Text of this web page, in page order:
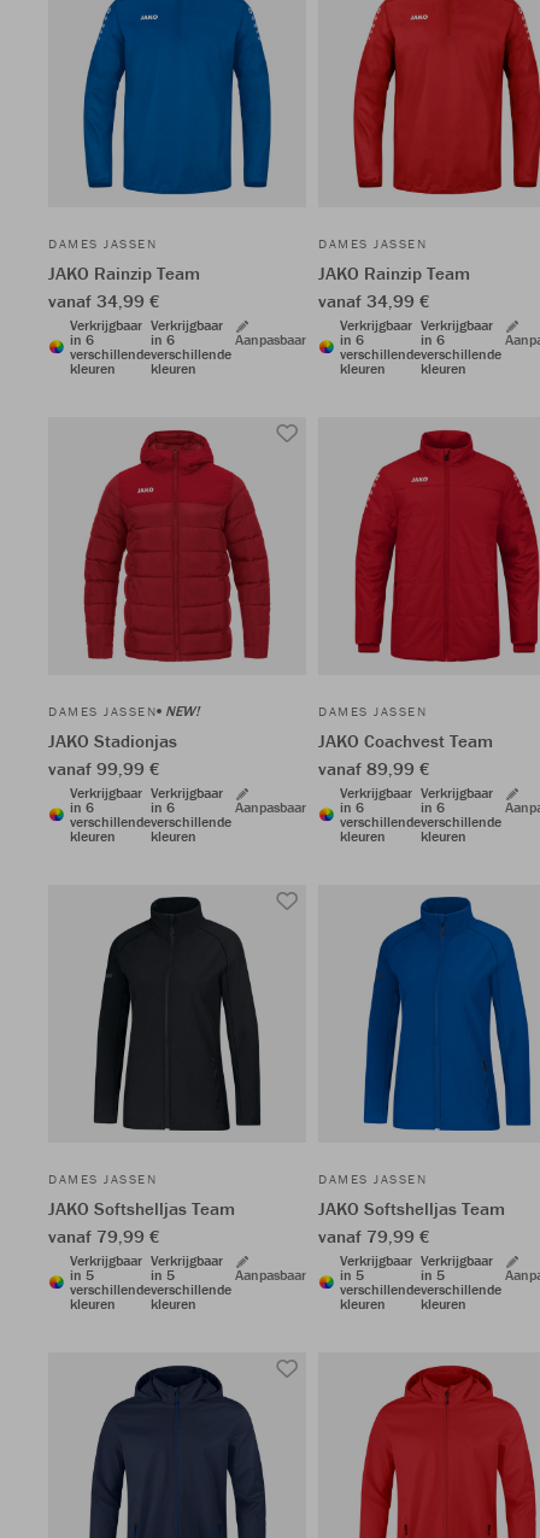
DAMES JASSEN
JAKO Rainzip Team
vanaf 34,99 €
Verkrijgbaar
in 6
verschillende
kleuren
Verkrijgbaar
in 6
verschillende
kleuren
Aanpasbaar
DAMES JASSEN
JAKO Rainzip Team
vanaf 34,99 €
Verkrijgbaar
in 6
verschillende
kleuren
Verkrijgbaar
in 6
verschillende
kleuren
DAMES JASSEN NEW!
JAKO Stadionjas
vanaf 99,99 €
Verkrijgbaar
in 6
verschillende
kleuren
Verkrijgbaar
in 6
verschillende
kleuren
Aanpasbaar
DAMES JASSEN
JAKO Coachvest Team
vanaf 89,99 €
Verkrijgbaar
in 6
verschillende
kleuren
Verkrijgbaar
in 6
verschillende
kleuren
DAMES JASSEN
JAKO Softshelljas Team
vanaf 79,99 €
Verkrijgbaar
in 5
verschillende
kleuren
Verkrijgbaar
in 5
verschillende
kleuren
Aanpasbaar
DAMES JASSEN
JAKO Softshelljas Team
vanaf 79,99 €
Verkrijgbaar
in 5
verschillende
kleuren
Verkrijgbaar
in 5
verschillende
kleuren